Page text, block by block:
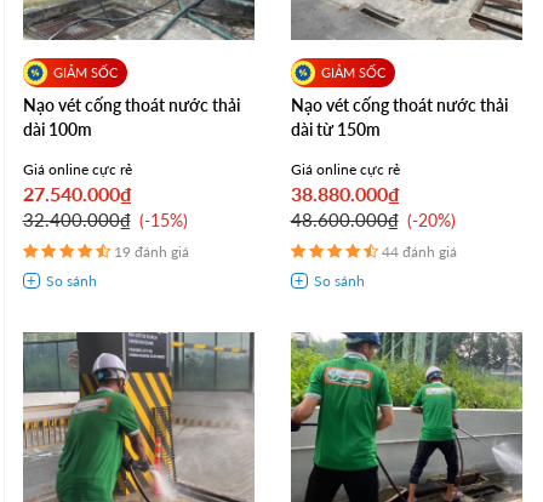
Nạo vét cống thoát nước thải
dài 100m
Giá online cực rẻ
27.540.000₫
32.400.000₫ -15%
19 đánh giá
Nạo vét cống thoát nước thải
dài từ 150m
Giá online cực rẻ
38.880.000₫
48.600.000₫ -20%
44 đánh giá